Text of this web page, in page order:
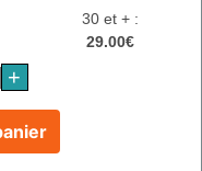
30 et + :
29.00€
+